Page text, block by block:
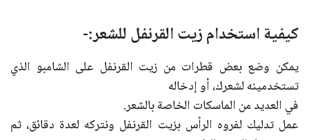
كيفية استخدام زيت القرنفل للشعر:-
يمكن وضع بعض قطرات من زيت القرنفل على الشامبو الذي
تستخدمينه لشعرك، أو إدخاله
في العديد من الماسكات الخاصة بالشعر.
عمل تدليك لفروه الرأس بزيت القرنفل ونتركه لعدة دقائق، ثم